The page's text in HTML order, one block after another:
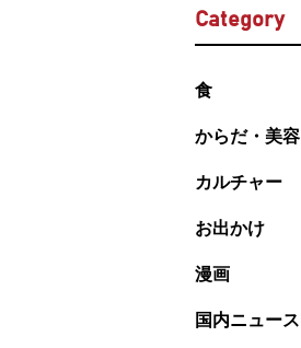
Category
食
からだ・美容
カルチャー
お出かけ
漫画
国内ニュース